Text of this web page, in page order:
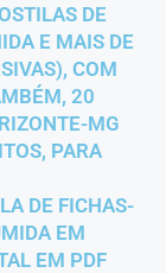
DE
E MAIS DE
COM
20
MG
PARA
DE FICHAS-
EM
EM PDF